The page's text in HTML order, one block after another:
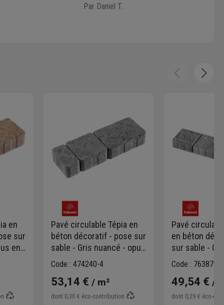
Par Daniel T.
en
sur
en
Pavé circulable Tépia en
béton décoratif - pose sur
sable - Gris nuancé - opus
en 3 formats martelés
Code : 474240-4
53,14 € / m²
dont 0,30 € éco-contribution
Pavé
en béton
sur sable -
opus en 3
Code : 763879-1
49,54 € /
dont 0,29 € éco-